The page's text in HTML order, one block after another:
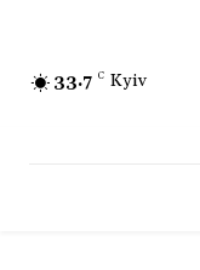
33.7 C Kyiv